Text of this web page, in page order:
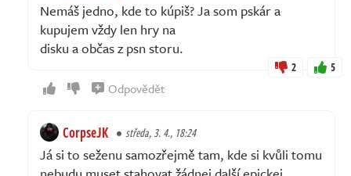
Nemáš jedno, kde to kúpiš? Ja som pskár a
kupujem vždy len hry na
disku a občas z psn storu.
2 5
Odpovědět
CorpseJK středa, 3. 4., 18:24
Já si to seženu samozřejmě tam, kde si kvůli tomu